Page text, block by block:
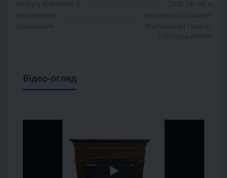
Напруга живлення, В
230В, 1ф, 50Гц
Декорування
Архітектура| Градієнт
Оздоблення
Фарбування| Патіна|
Структура дерева
Відео-огляд